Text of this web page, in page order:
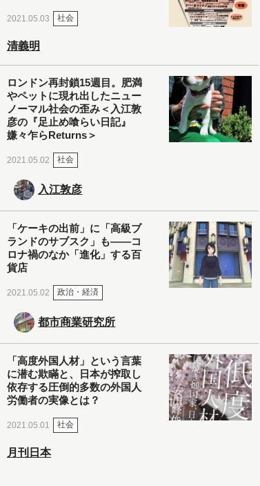
2021.05.03 社会
清義明
ロンドン再封鎖15週目。肥満
やペットに現れ出したニュー
ノーマル社会の歪み＜入江敦
彦の『足止め喰らい日記』
嫌々乍らReturns＞
2021.05.02 社会
入江敦彦
「ケーキの出前」に「高級ブ
ランドのサブスク」も――コ
ロナ禍のなか「進化」する百
貨店
2021.05.02 政治・経済
都市商業研究所
「高度外国人材」という言葉
に潜む欺瞞と、日本が搾取し
依存する圧倒的多数の外国人
労働者の実像とは？
2021.05.01 社会
月刊日本